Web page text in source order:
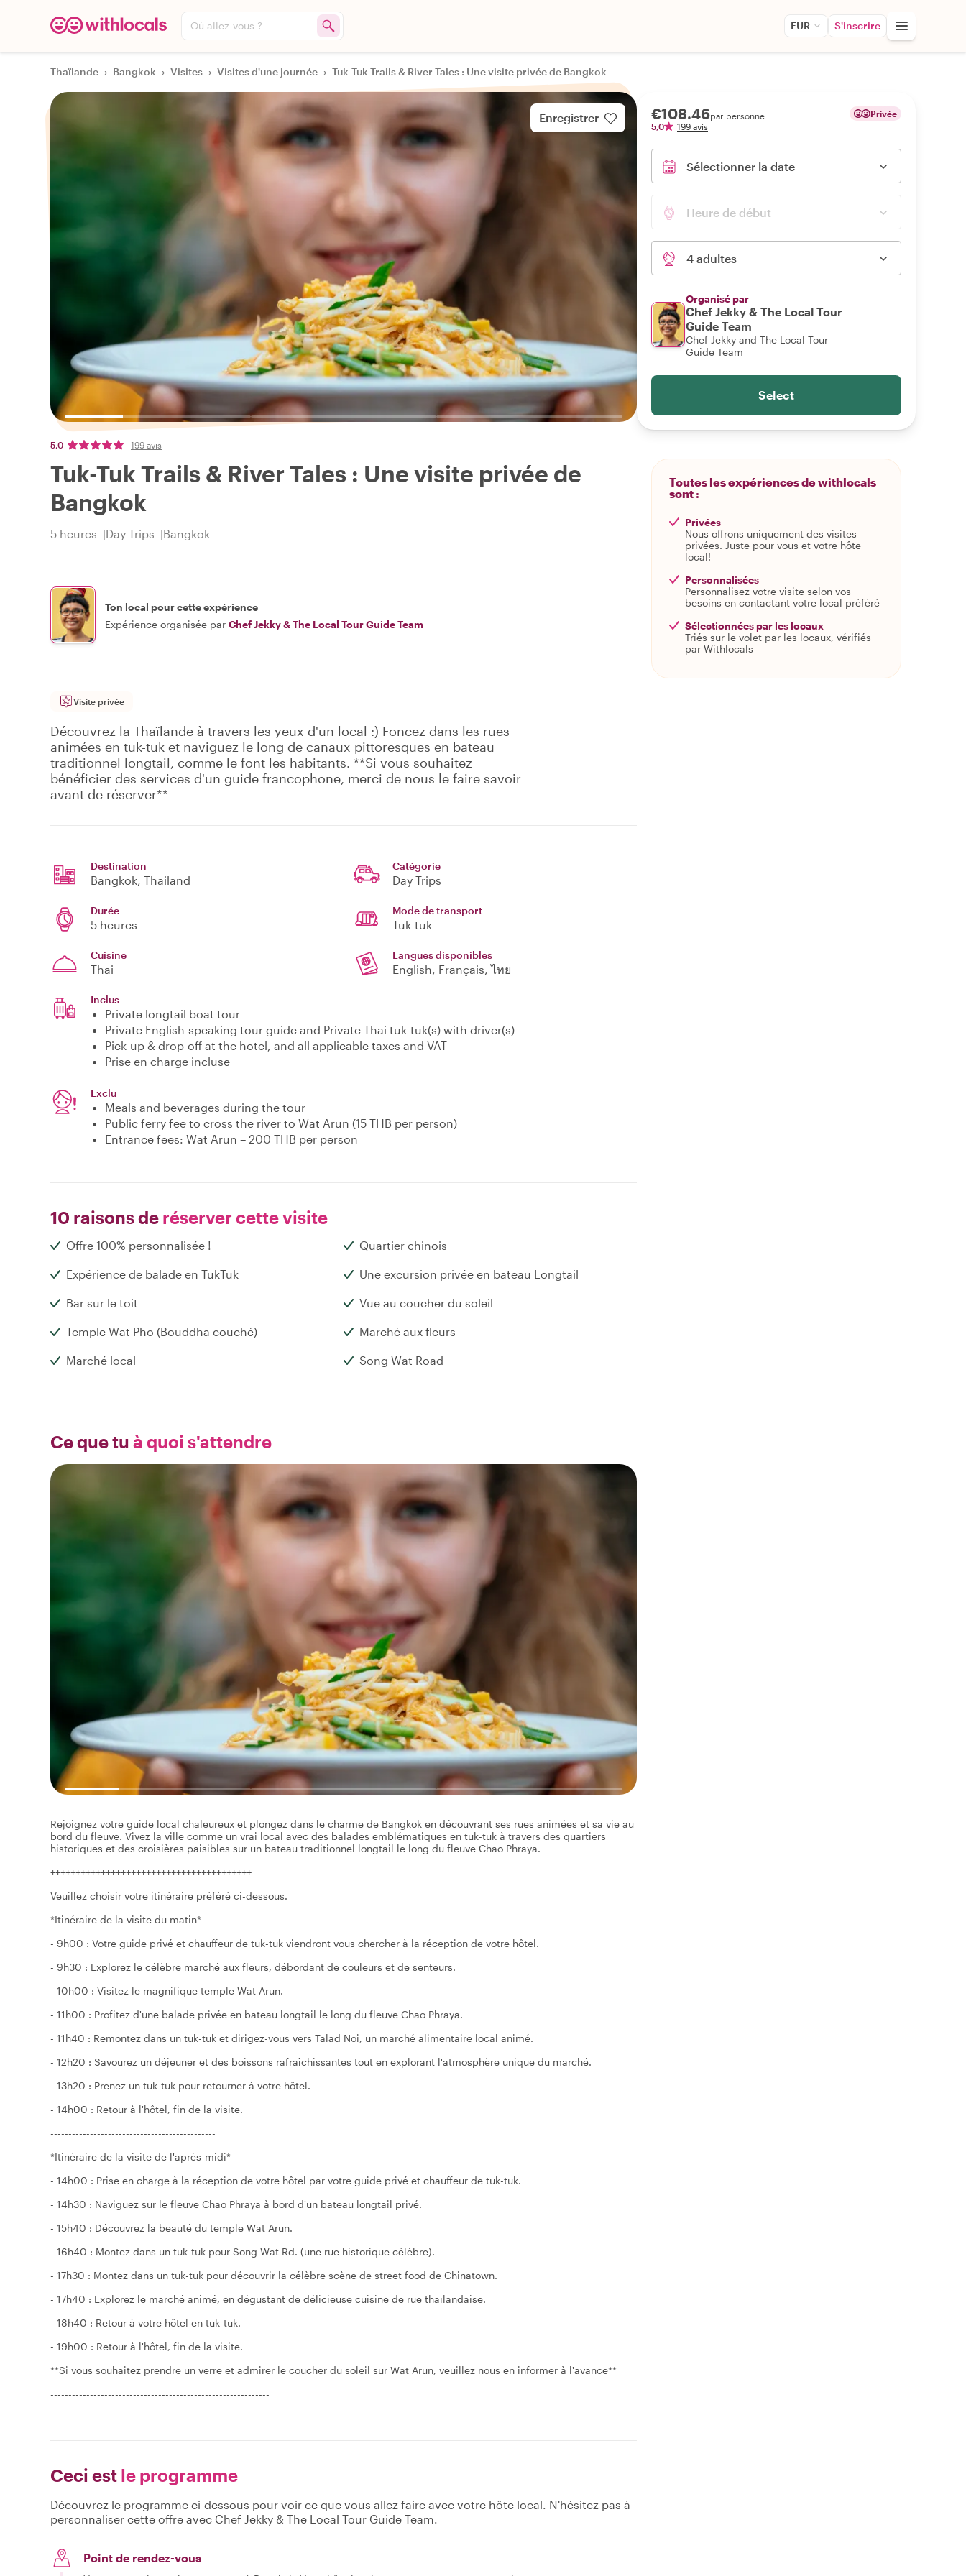
Où allez-vous ? EUR S'inscrire
Thaïlande › Bangkok › Visites › Visites d'une journée › Tuk-Tuk Trails & River Tales : Une visite privée de Bangkok
Enregistrer
5,0 199 avis
Tuk-Tuk Trails & River Tales : Une visite privée de
Bangkok
5 heures Day Trips Bangkok
Ton local pour cette expérience
Expérience organisée par Chef Jekky & The Local Tour Guide Team
Visite privée
Découvrez la Thaïlande à travers les yeux d'un local :) Foncez dans les rues
animées en tuk-tuk et naviguez le long de canaux pittoresques en bateau
traditionnel longtail, comme le font les habitants. **Si vous souhaitez
bénéficier des services d'un guide francophone, merci de nous le faire savoir
avant de réserver**
Destination
Bangkok, Thailand
Catégorie
Day Trips
Durée
5 heures
Mode de transport
Tuk-tuk
Cuisine
Thai
Langues disponibles
English, Français, ไทย
Inclus
Private longtail boat tour
Private English-speaking tour guide and Private Thai tuk-tuk(s) with driver(s)
Pick-up & drop-off at the hotel, and all applicable taxes and VAT
Prise en charge incluse
Exclu
Meals and beverages during the tour
Public ferry fee to cross the river to Wat Arun (15 THB per person)
Entrance fees: Wat Arun – 200 THB per person
10 raisons de réserver cette visite
Offre 100% personnalisée ! Quartier chinois
Expérience de balade en TukTuk Une excursion privée en bateau Longtail
Bar sur le toit Vue au coucher du soleil
Temple Wat Pho (Bouddha couché) Marché aux fleurs
Marché local Song Wat Road
Ce que tu à quoi s'attendre
Rejoignez votre guide local chaleureux et plongez dans le charme de Bangkok en découvrant ses rues animées et sa vie au
bord du fleuve. Vivez la ville comme un vrai local avec des balades emblématiques en tuk-tuk à travers des quartiers
historiques et des croisières paisibles sur un bateau traditionnel longtail le long du fleuve Chao Phraya.
++++++++++++++++++++++++++++++++++++++++
Veuillez choisir votre itinéraire préféré ci-dessous.
*Itinéraire de la visite du matin*
- 9h00 : Votre guide privé et chauffeur de tuk-tuk viendront vous chercher à la réception de votre hôtel.
- 9h30 : Explorez le célèbre marché aux fleurs, débordant de couleurs et de senteurs.
- 10h00 : Visitez le magnifique temple Wat Arun.
- 11h00 : Profitez d'une balade privée en bateau longtail le long du fleuve Chao Phraya.
- 11h40 : Remontez dans un tuk-tuk et dirigez-vous vers Talad Noi, un marché alimentaire local animé.
- 12h20 : Savourez un déjeuner et des boissons rafraîchissantes tout en explorant l'atmosphère unique du marché.
- 13h20 : Prenez un tuk-tuk pour retourner à votre hôtel.
- 14h00 : Retour à l'hôtel, fin de la visite.
----------------------------------------------
*Itinéraire de la visite de l'après-midi*
- 14h00 : Prise en charge à la réception de votre hôtel par votre guide privé et chauffeur de tuk-tuk.
- 14h30 : Naviguez sur le fleuve Chao Phraya à bord d'un bateau longtail privé.
- 15h40 : Découvrez la beauté du temple Wat Arun.
- 16h40 : Montez dans un tuk-tuk pour Song Wat Rd. (une rue historique célèbre).
- 17h30 : Montez dans un tuk-tuk pour découvrir la célèbre scène de street food de Chinatown.
- 17h40 : Explorez le marché animé, en dégustant de délicieuse cuisine de rue thaïlandaise.
- 18h40 : Retour à votre hôtel en tuk-tuk.
- 19h00 : Retour à l'hôtel, fin de la visite.
**Si vous souhaitez prendre un verre et admirer le coucher du soleil sur Wat Arun, veuillez nous en informer à l'avance**
-------------------------------------------------------------
Ceci est le programme
Découvrez le programme ci-dessous pour voir ce que vous allez faire avec votre hôte local. N'hésitez pas à
personnaliser cette offre avec Chef Jekky & The Local Tour Guide Team.
Point de rendez-vous
€108.46par personne
5,0
199 avis
Privée
Sélectionner la date
Heure de début
4 adultes
Organisé par
Chef Jekky & The Local Tour
Guide Team
Chef Jekky and The Local Tour
Guide Team
Select
Toutes les expériences de withlocals
sont :
Privées
Nous offrons uniquement des visites
privées. Juste pour vous et votre hôte
local!
Personnalisées
Personnalisez votre visite selon vos
besoins en contactant votre local préféré
Sélectionnées par les locaux
Triés sur le volet par les locaux, vérifiés
par Withlocals